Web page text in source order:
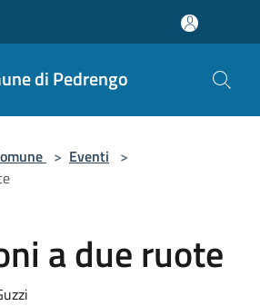
di Pedrengo
> Eventi >
a due ruote